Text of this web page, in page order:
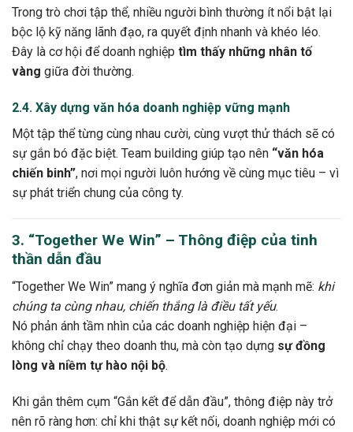
Trong trò chơi tập thể, nhiều người bình thường ít nổi bật lại
bộc lộ kỹ năng lãnh đạo, ra quyết định nhanh và khéo léo.
Đây là cơ hội để doanh nghiệp tìm thấy những nhân tố
vàng giữa đời thường.
2.4. Xây dựng văn hóa doanh nghiệp vững mạnh
Một tập thể từng cùng nhau cười, cùng vượt thử thách sẽ có
sự gắn bó đặc biệt. Team building giúp tạo nên “văn hóa
chiến binh”, nơi mọi người luôn hướng về cùng mục tiêu – vì
sự phát triển chung của công ty.
3. “Together We Win” – Thông điệp của tinh
thần dẫn đầu
“Together We Win” mang ý nghĩa đơn giản mà mạnh mẽ: khi
chúng ta cùng nhau, chiến thắng là điều tất yếu.
Nó phản ánh tầm nhìn của các doanh nghiệp hiện đại –
không chỉ chạy theo doanh thu, mà còn tạo dựng sự đồng
lòng và niềm tự hào nội bộ.
Khi gắn thêm cụm “Gắn kết để dẫn đầu”, thông điệp này trở
nên rõ ràng hơn: chỉ khi thật sự kết nối, doanh nghiệp mới có